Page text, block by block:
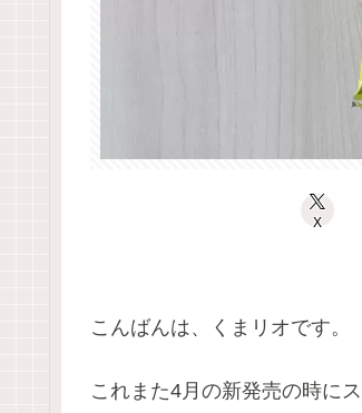
X
こんばんは、くまリオです。
これまた4月の新発売の時に